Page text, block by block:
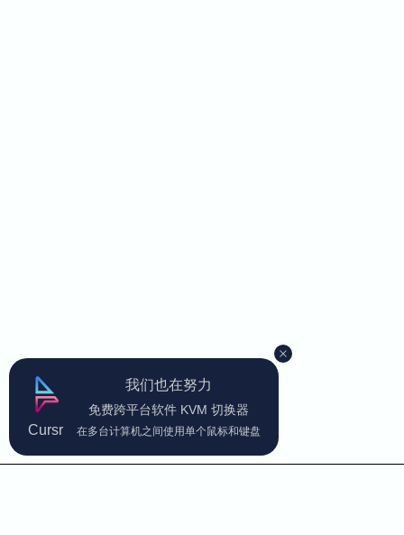
Cursr
我们也在努力
免费跨平台软件 KVM 切换器
在多台计算机之间使用单个鼠标和键盘